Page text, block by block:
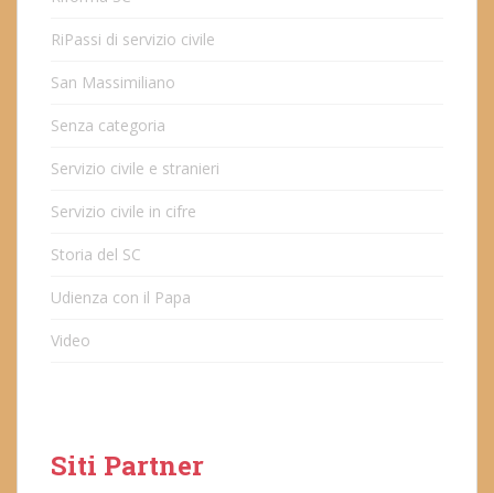
RiPassi di servizio civile
San Massimiliano
Senza categoria
Servizio civile e stranieri
Servizio civile in cifre
Storia del SC
Udienza con il Papa
Video
Siti Partner